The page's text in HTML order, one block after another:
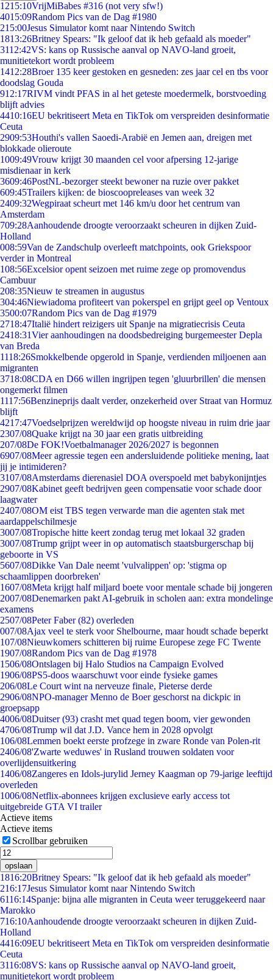
1215:10VrijMiBabes #316 (not very sfw!)
4015:09Random Pics van de Dag #1980
215:00Jesus Simulator komt naar Nintendo Switch
1813:26Britney Spears: "Ik geloof dat ik heb gefaald als moeder"
3112:42VS: kans op Russische aanval op NAVO-land groeit,
munitietekort wordt probleem
1412:28Broer 135 keer gestoken en gesneden: zes jaar cel en tbs voor
doodslag Gouda
912:17RIVM vindt PFAS in al het geteste moedermelk, borstvoeding
blijft advies
4410:16EU bekritiseert Meta en TikTok om verspreiden desinformatie
Ceuta
2909:53Houthi's vallen Saoedi-Arabië en Jemen aan, dreigen met
blokkade olieroute
1009:49Vrouw krijgt 30 maanden cel voor afpersing 12-jarige
misdienaar in kerk
3609:46PostNL-bezorger steekt bewoner na ruzie over pakket
609:45Trailers kijken: de bioscoopreleases van week 32
2409:32Wegpiraat scheurt met 146 km/u door het centrum van
Amsterdam
709:28Aanhoudende droogte veroorzaakt scheuren in dijken Zuid-
Holland
008:59Van de Zandschulp overleeft matchpoints, ook Griekspoor
verder in Montreal
108:56Excelsior opent seizoen met ruime zege op promovendus
Cambuur
208:35Nieuw te streamen in augustus
304:46Niewiadoma profiteert van pokerspel en grijpt geel op Ventoux
3500:07Random Pics van de Dag #1979
2718:47Italië hindert reizigers uit Spanje na migratiecrisis Ceuta
2418:31Vier aanhoudingen na doodsbedreiging burgemeester Depla
van Breda
1118:26Smokkelbende opgerold in Spanje, verdienden miljoenen aan
migranten
3718:08CDA en D66 willen ingrijpen tegen 'gluurbrillen' die mensen
ongemerkt filmen
1117:56Benzineprijs daalt verder, onzekerheid over Straat van Hormuz
blijft
4217:47Voedselprijzen wereldwijd op hoogste niveau in ruim drie jaar
2307/08Quake krijgt na 30 jaar een gratis uitbreiding
207/08De FOK!Voetbalmanager 2026/2027 is begonnen
6907/08Meer agressie tegen een andersluidende politieke mening, laat
jij je intimideren?
3107/08Amsterdams dierenasiel DOA overspoeld met babykonijntjes
2907/08Kabinet geeft bedrijven geen compensatie voor schade door
laagwater
2407/08OM eist TBS tegen verwarde man die agenten stak met
aardappelschilmesje
3007/08Tropische hitte keert zondag terug met lokaal 32 graden
3007/08Trump grijpt weer in op automatisch staatsburgerschap bij
geboorte in VS
5607/08Dikke Van Dale neemt 'vulvalippen' op: 'stigma op
schaamlippen doorbreken'
1607/08Meta krijgt half miljard boete voor mentale schade bij jongeren
2007/08Denemarken pakt AI-gebruik in scholen aan: extra mondelinge
examens
2507/08Peter Faber (82) overleden
007/08Ajax veel te sterk voor Shelbourne, maar houdt schade beperkt
107/08Nieuwkomers schitteren bij ruime Europese zege FC Twente
1907/08Random Pics van de Dag #1978
1506/08Ontslagen bij Halo Studios na Campaign Evolved
1906/08PS5-doos waarschuwt voor einde fysieke games
206/08Le Court wint na nerveuze finale, Pieterse derde
2906/08NPO-manager Menno de Boer geschorst na dickpic in
groepsapp
4006/08Duitser (93) crasht met quad tegen boom, vier gewonden
4706/08Trump wil dat J.D. Vance hem in 2028 opvolgt
106/08Lemmen boekt eerste profzege in zware Ronde van Polen-rit
2406/08'Zwarte weduwes' in Rusland trouwen soldaten voor
overlijdensuitkering
1406/08Zangeres en Idols-jurylid Jerney Kaagman op 79-jarige leeftijd
overleden
1006/08Netflix-abonnees krijgen exclusieve early access tot
uitgebreide GTA VI trailer
Actieve items
Actieve items
Scrollbar gebruiken
opslaan
1816:20Britney Spears: "Ik geloof dat ik heb gefaald als moeder"
216:17Jesus Simulator komt naar Nintendo Switch
6116:14Spanje: bijna alle migranten in Ceuta weer teruggekeerd naar
Marokko
716:10Aanhoudende droogte veroorzaakt scheuren in dijken Zuid-
Holland
4416:09EU bekritiseert Meta en TikTok om verspreiden desinformatie
Ceuta
3116:08VS: kans op Russische aanval op NAVO-land groeit,
munitietekort wordt probleem